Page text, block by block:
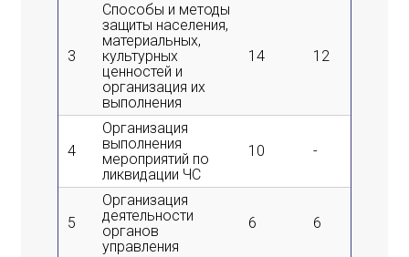
3
Способы и методы
защиты населения,
материальных,
культурных
ценностей и
организация их
выполнения
14 12
4
Организация
выполнения
мероприятий по
ликвидации ЧС
10 -
5
Организация
деятельности
органов
управления
6 6